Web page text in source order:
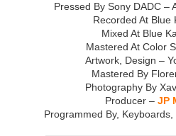
Pressed By Sony DADC –
Recorded At Blue
Mixed At Blue
Mastered At Color
Artwork, Design –
Mastered By
Photography By
Producer – JP
Programmed By, Keyboards,